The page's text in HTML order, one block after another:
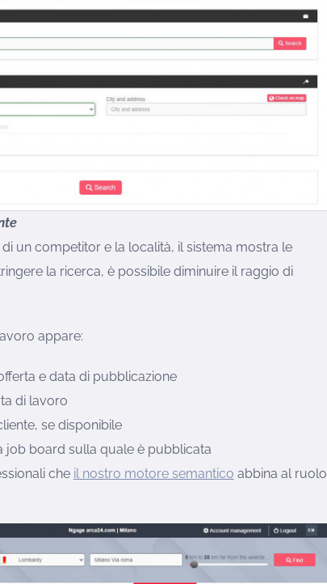
un competitor e la località, il sistema mostra le
la ricerca, è possibile diminuire il raggio di
appare:
e data di pubblicazione
di lavoro
se disponibile
job board sulla quale è pubblicata
che il nostro motore semantico abbina al ruolo